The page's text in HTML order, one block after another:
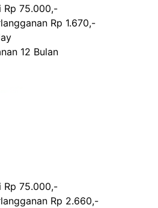
Rp 75.000,-
Rp 1.670,-
12 Bulan
Rp 75.000,-
Rp 2.660,-